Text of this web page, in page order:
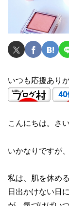
いつも応援あり
こんにちは。さ
いかなりですが
私は、肌を休め
日出かけない日